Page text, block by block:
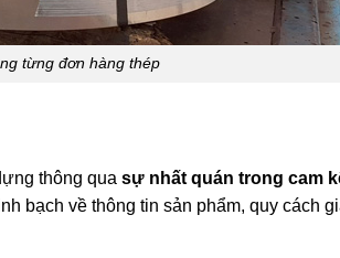
từng đơn hàng thép
thông qua sự nhất quán trong cam
bạch về thông tin sản phẩm, quy cách